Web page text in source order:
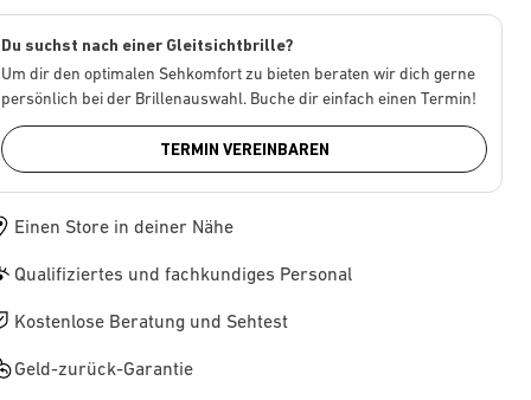
Du suchst nach einer Gleitsichtbrille?
Um dir den optimalen Sehkomfort zu bieten beraten wir dich gerne
persönlich bei der Brillenauswahl. Buche dir einfach einen Termin!
TERMIN VEREINBAREN
Einen Store in deiner Nähe
Qualifiziertes und fachkundiges Personal
Kostenlose Beratung und Sehtest
Geld-zurück-Garantie